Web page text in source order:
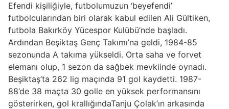
Efendi kişiliğiyle, futbolumuzun ‘beyefendi’
futbolcularından biri olarak kabul edilen Ali Gültiken,
futbola Bakırköy Yücespor Kulübü’nde başladı.
Ardından Beşiktaş Genç Takımı’na geldi, 1984-85
sezonunda A takıma yükseldi. Orta saha ve forvet
elemanı olup, 1 sezon da sağbek mevkiinde oynadı.
Beşiktaş’ta 262 lig maçında 91 gol kaydetti. 1987-
88’de 38 maçta 30 golle en yüksek performansını
gösterirken, gol krallığındaTanju Çolak’ın arkasında